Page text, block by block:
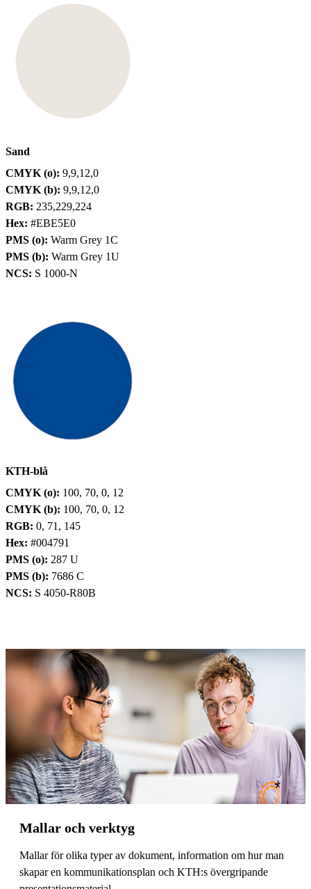
Sand
CMYK (o): 9,9,12,0
CMYK (b): 9,9,12,0
RGB: 235,229,224
Hex: #EBE5E0
PMS (o): Warm Grey 1C
PMS (b): Warm Grey 1U
NCS: S 1000-N
KTH-blå
CMYK (o): 100, 70, 0, 12
CMYK (b): 100, 70, 0, 12
RGB: 0, 71, 145
Hex: #004791
PMS (o): 287 U
PMS (b): 7686 C
NCS: S 4050-R80B
Mallar och verktyg
Mallar för olika typer av dokument, information om hur man
skapar en kommunikationsplan och KTH:s övergripande